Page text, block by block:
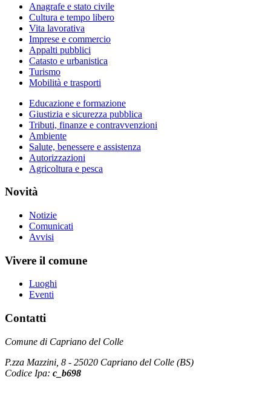
Anagrafe e stato civile
Cultura e tempo libero
Vita lavorativa
Imprese e commercio
Appalti pubblici
Catasto e urbanistica
Turismo
Mobilità e trasporti
Educazione e formazione
Giustizia e sicurezza pubblica
Tributi, finanze e contravvenzioni
Ambiente
Salute, benessere e assistenza
Autorizzazioni
Agricoltura e pesca
Novità
Notizie
Comunicati
Avvisi
Vivere il comune
Luoghi
Eventi
Contatti
Comune di Capriano del Colle
P.zza Mazzini, 8 - 25020 Capriano del Colle (BS)
Codice Ipa: c_b698